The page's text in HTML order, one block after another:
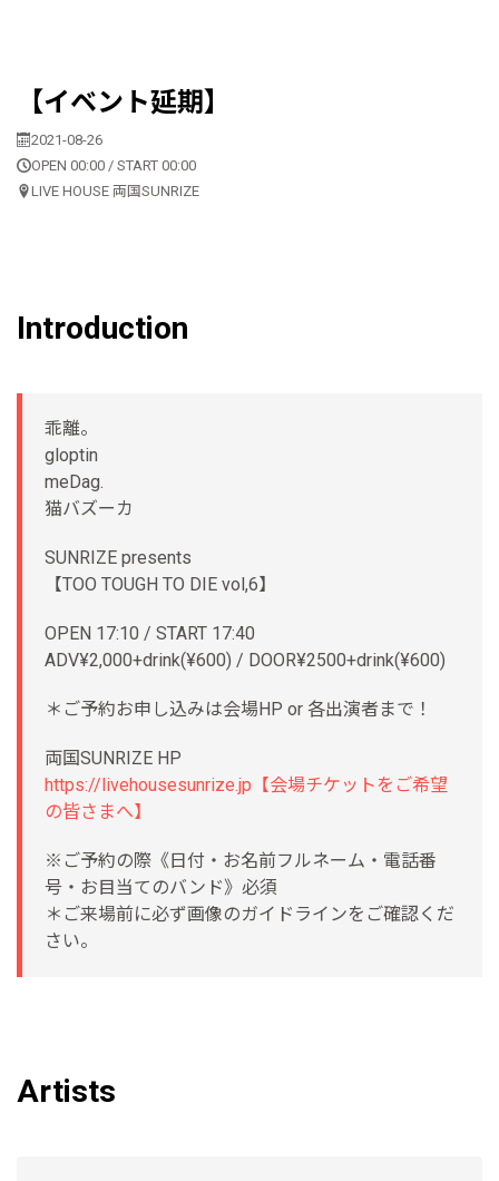
【イベント延期】
2021-08-26
OPEN 00:00 / START 00:00
LIVE HOUSE 両国SUNRIZE
Introduction
乖離。
gloptin
meDag.
猫バズーカ
SUNRIZE presents
【TOO TOUGH TO DIE vol,6】
OPEN 17:10 / START 17:40
ADV¥2,000+drink(¥600) / DOOR¥2500+drink(¥600)
＊ご予約お申し込みは会場HP or 各出演者まで！
両国SUNRIZE HP
https://livehousesunrize.jp【会場チケットをご希望
の皆さまへ】
※ご予約の際《日付・お名前フルネーム・電話番
号・お目当てのバンド》必須
＊ご来場前に必ず画像のガイドラインをご確認くだ
さい。
Artists